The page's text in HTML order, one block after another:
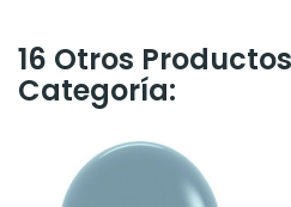
16 Otros
Categoría: